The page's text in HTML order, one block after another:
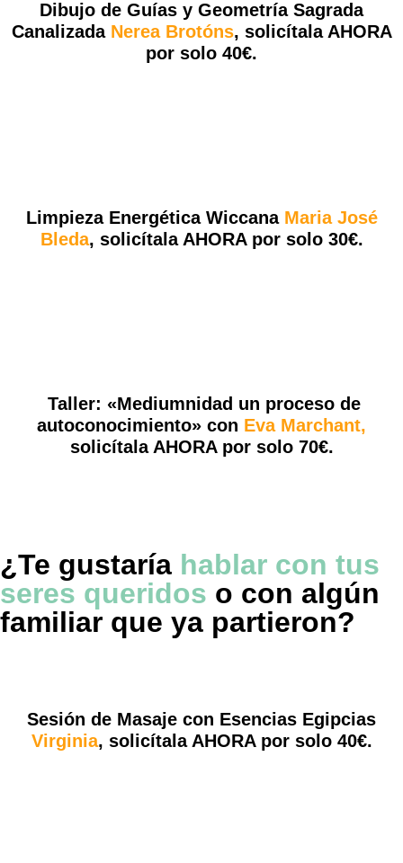
Dibujo de Guías y Geometría Sagrada
Canalizada Nerea Brotóns, solicítala AHORA
por solo 40€.
Limpieza Energética Wiccana Maria José
Bleda, solicítala AHORA por solo 30€.
Taller: «Mediumnidad un proceso de
autoconocimiento» con Eva Marchant,
solicítala AHORA por solo 70€.
¿Te gustaría hablar con tus
seres queridos o con algún
familiar que ya partieron?
Sesión de Masaje con Esencias Egipcias
Virginia, solicítala AHORA por solo 40€.